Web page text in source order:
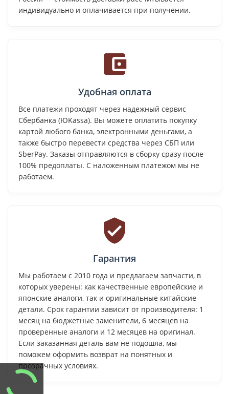
индивидуально и оплачивается при получении.
Удобная оплата
Все платежи проходят через надежный сервис
Сбербанка (ЮKassa). Вы можете оплатить покупку
картой любого банка, электронными деньгами, а
также быстро перевести средства через СБП или
SberPay. Заказы отправляются в сборку сразу после
100% предоплаты. С наложенным платежом мы не
работаем.
Гарантия
Мы работаем с 2010 года и предлагаем запчасти, в
которых уверены: как качественные европейские и
японские аналоги, так и оригинальные китайские
детали. Срок гарантии зависит от производителя: 1
месяц на бюджетные заменители, 6 месяцев на
проверенные аналоги и 12 месяцев на оригинал.
Если заказанная деталь вам не подошла, мы
поможем оформить возврат на понятных и
прозрачных условиях.